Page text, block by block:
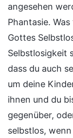
angesehen
Phantasie.
Gottes
Selbstlosigkeit
dass du auch
um deine
ihnen und du
gegenüber,
selbstlos,